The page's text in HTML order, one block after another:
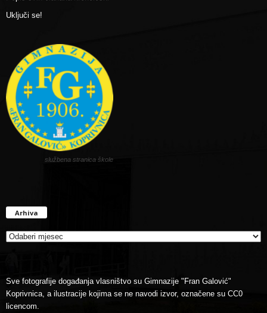
Uključi se!
službena stranica škole
Arhiva
Sve fotografije događanja vlasništvo su Gimnazije "Fran Galović"
Koprivnica, a ilustracije kojima se ne navodi izvor, označene su CC0
licencom.